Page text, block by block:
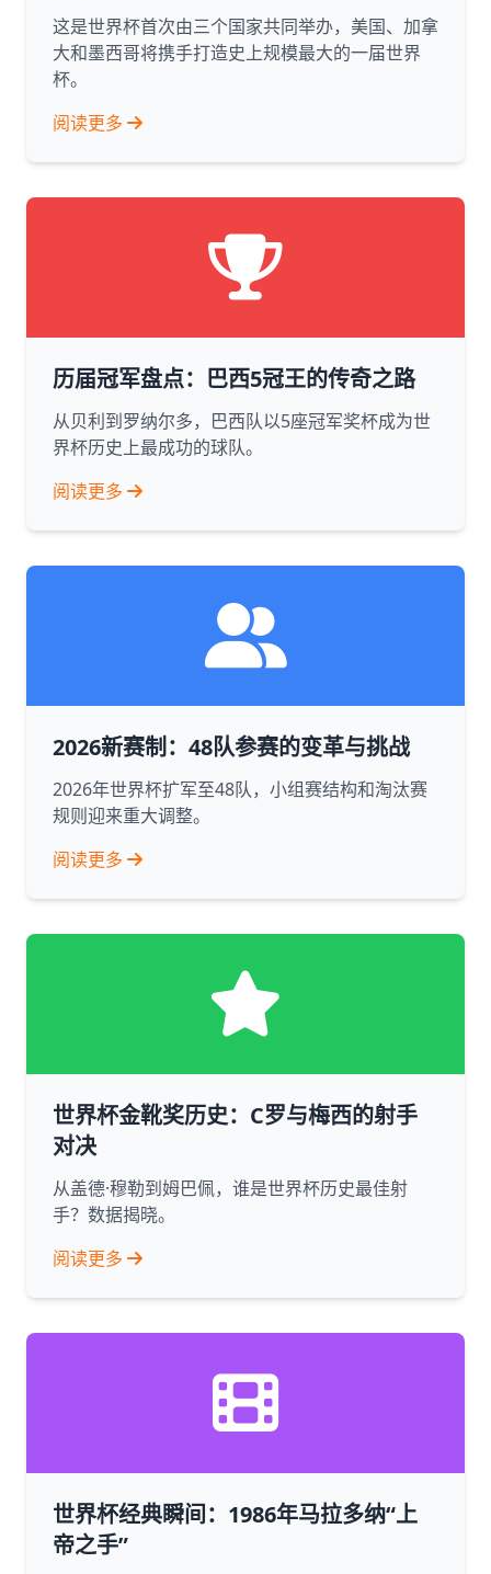
这是世界杯首次由三个国家共同举办，美国、加拿
大和墨西哥将携手打造史上规模最大的一届世界
杯。
阅读更多
历届冠军盘点：巴西5冠王的传奇之路
从贝利到罗纳尔多，巴西队以5座冠军奖杯成为世
界杯历史上最成功的球队。
阅读更多
2026新赛制：48队参赛的变革与挑战
2026年世界杯扩军至48队，小组赛结构和淘汰赛
规则迎来重大调整。
阅读更多
世界杯金靴奖历史：C罗与梅西的射手
对决
从盖德·穆勒到姆巴佩，谁是世界杯历史最佳射
手？数据揭晓。
阅读更多
世界杯经典瞬间：1986年马拉多纳“上
帝之手”